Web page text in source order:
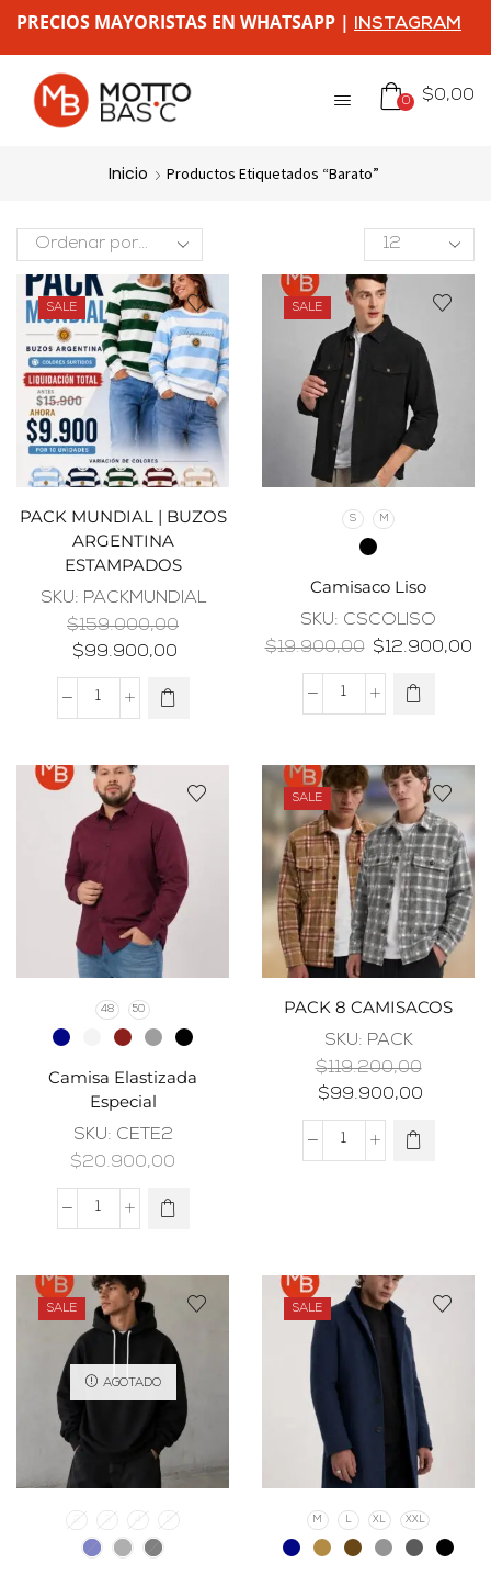
PRECIOS MAYORISTAS EN WHATSAPP | INSTAGRAM
0 $0,00
Inicio Productos Etiquetados “barato”
SALE
PACK MUNDIAL | BUZOS
ARGENTINA
ESTAMPADOS
SKU: PACKMUNDIAL
$159.000,00
$99.900,00
SALE
S M
Camisaco Liso
SKU: CSCOLISO
$19.900,00 $12.900,00
48 50
Camisa Elastizada
Especial
SKU: CETE2
$20.900,00
SALE
PACK 8 CAMISACOS
SKU: PACK
$119.200,00
$99.900,00
SALE
AGOTADO
2 3 4 5
SALE
M L XL XXL